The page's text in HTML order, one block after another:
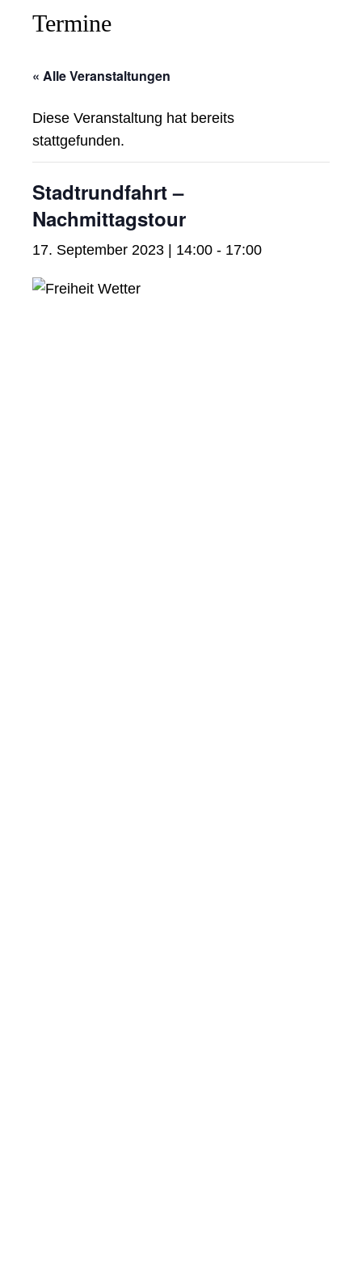
Termine
« Alle Veranstaltungen
Diese Veranstaltung hat bereits
stattgefunden.
Stadtrundfahrt –
Nachmittagstour
17. September 2023 | 14:00 - 17:00